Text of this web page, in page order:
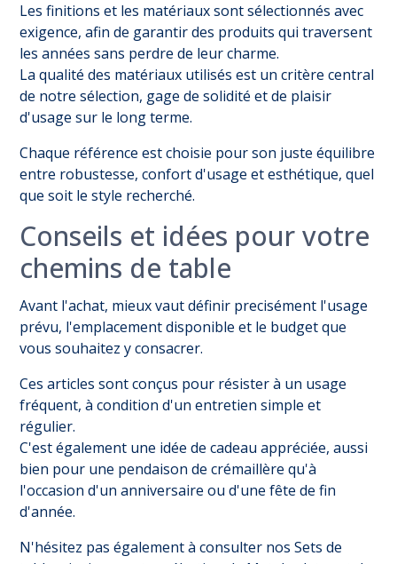
Les finitions et les matériaux sont sélectionnés avec
exigence, afin de garantir des produits qui traversent
les années sans perdre de leur charme.
La qualité des matériaux utilisés est un critère central
de notre sélection, gage de solidité et de plaisir
d'usage sur le long terme.
Chaque référence est choisie pour son juste équilibre
entre robustesse, confort d'usage et esthétique, quel
que soit le style recherché.
Conseils et idées pour votre
chemins de table
Avant l'achat, mieux vaut définir precisément l'usage
prévu, l'emplacement disponible et le budget que
vous souhaitez y consacrer.
Ces articles sont conçus pour résister à un usage
fréquent, à condition d'un entretien simple et
régulier.
C'est également une idée de cadeau appréciée, aussi
bien pour une pendaison de crémaillère qu'à
l'occasion d'un anniversaire ou d'une fête de fin
d'année.
N'hésitez pas également à consulter nosSets de